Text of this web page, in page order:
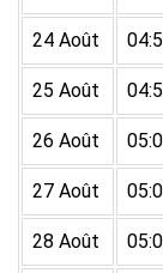
24 Août
25 Août
26 Août
27 Août
28 Août